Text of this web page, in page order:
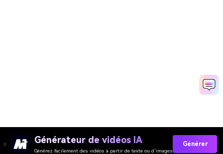
Générateur de vidéos IA
Générez facilement des vidéos à partir de texte ou d’images
Générer